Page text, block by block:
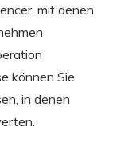
mit denen
können Sie
in denen